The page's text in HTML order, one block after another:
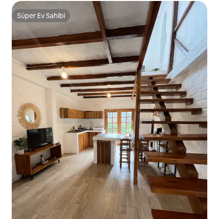
Süper Ev Sahibi
Süper Ev Sahibi